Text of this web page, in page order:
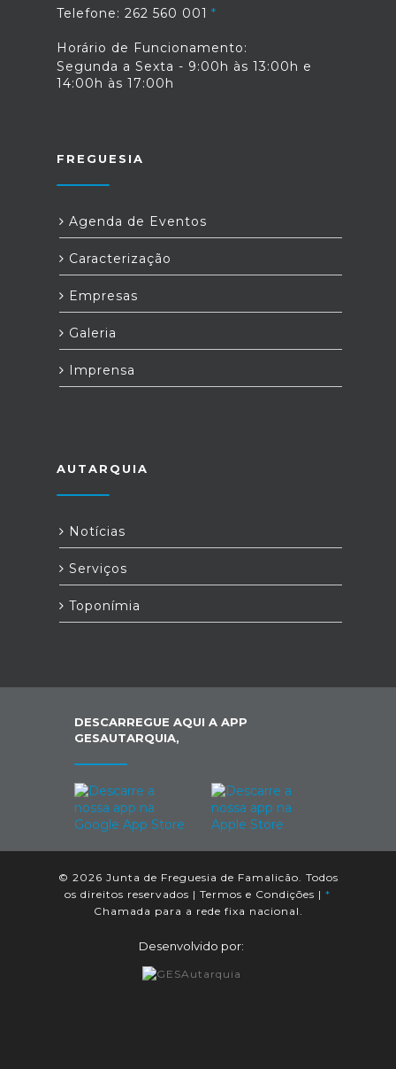
Telefone: 262 560 001
Horário de Funcionamento:
Segunda a Sexta - 9:00h às 13:00h e
14:00h às 17:00h
FREGUESIA
Agenda de Eventos
Caracterização
Empresas
Galeria
Imprensa
AUTARQUIA
Notícias
Serviços
Toponímia
DESCARREGUE AQUI A APP
GESAUTARQUIA,
© 2026 Junta de Freguesia de Famalicão. Todos
os direitos reservados | Termos e Condições | *
Chamada para a rede fixa nacional.
Desenvolvido por: